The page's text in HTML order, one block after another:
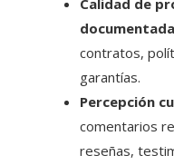
Calidad de
contratos,
garantías.
Percepción
comentarios
reseñas,